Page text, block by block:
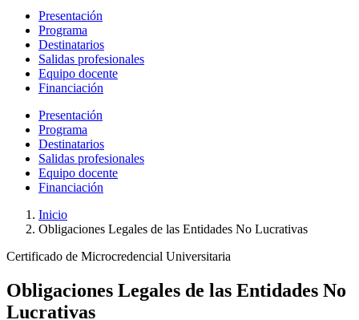
Presentación
Programa
Destinatarios
Salidas profesionales
Equipo docente
Financiación
Presentación
Programa
Destinatarios
Salidas profesionales
Equipo docente
Financiación
Inicio
Obligaciones Legales de las Entidades No Lucrativas
Certificado de Microcredencial Universitaria
Obligaciones Legales de las Entidades No
Lucrativas